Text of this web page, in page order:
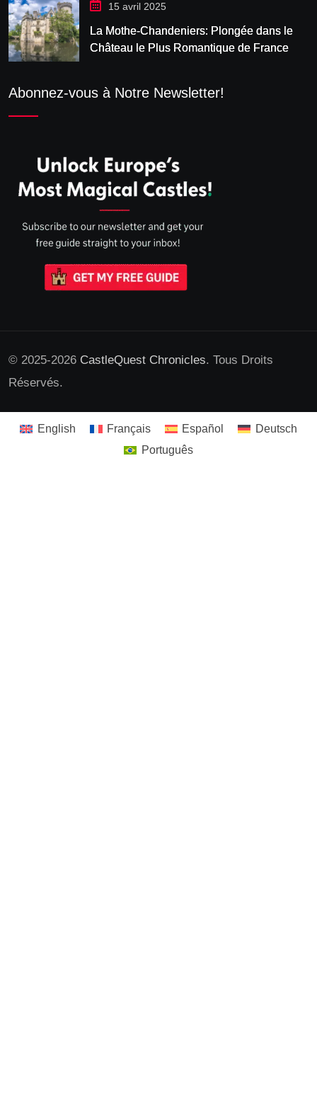
15 avril 2025
La Mothe-Chandeniers: Plongée dans le
Château le Plus Romantique de France
Abonnez-vous à Notre Newsletter!
© 2025-2026 CastleQuest Chronicles. Tous Droits
Réservés.
English Français Español
Deutsch
Português